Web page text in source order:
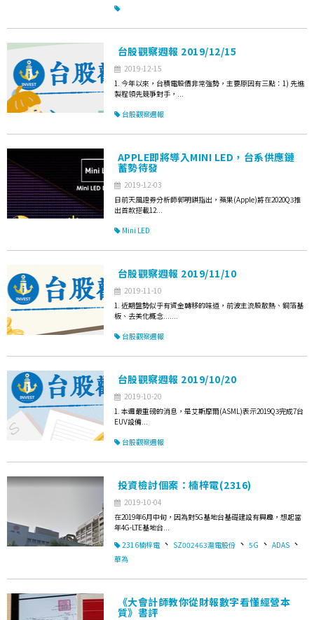
台股觀察週報 2019/12/15
2019-12-15
1. 今年以來，台積電股價非常強勢，主要原因有三點：1) 先進
製程領先競爭對手，...
台股觀察週報
APPLE即將導入MINI LED，台系供應鏈
蓄勢待發
2019-12-03
日前天風證券分析師郭明錤指出，蘋果(Apple)將在2020Q3推
出首款搭載12...
Mini LED
台股觀察週報 2019/11/10
2019-11-10
1. 近期盤勢似乎有資金轉移的味道，前波主流股散熱、銅箔基
板、去美化概念.......
台股觀察週報
台股觀察週報 2019/10/20
2019-10-20
1. 本週最重磅的消息，是艾斯摩爾(ASML)表示2019Q3完成7台
EUV設備...
台股觀察週報
投資檢討個案：楠梓電(2316)
2019-10-04
在2019年6月中旬，因為對5G基地台基礎建設有興趣，想起當
年4G-LTE基地台...
2316楠梓電 、 SZ002463滬電股份 、 5G 、 ADAS 、
華為
《大會計師教你從財報數字看懂經營本
質》書評